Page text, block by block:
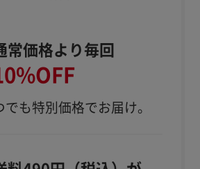
常価格より毎回
も特別価格でお届け。